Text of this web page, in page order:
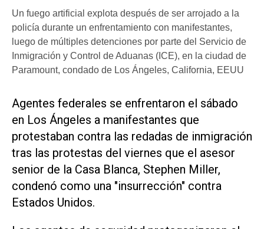
Un fuego artificial explota después de ser arrojado a la
policía durante un enfrentamiento con manifestantes,
luego de múltiples detenciones por parte del Servicio de
Inmigración y Control de Aduanas (ICE), en la ciudad de
Paramount, condado de Los Ángeles, California, EEUU
Agentes federales se enfrentaron el sábado
en Los Ángeles a manifestantes que
protestaban contra las redadas de inmigración
tras las protestas del viernes que el asesor
senior de la Casa Blanca, Stephen Miller,
condenó como una "insurrección" contra
Estados Unidos.